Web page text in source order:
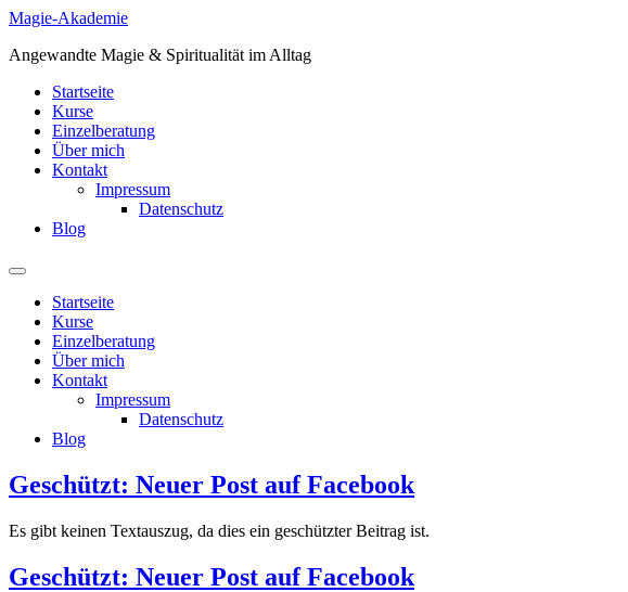
Zum
springen
Magie-Akademie
Angewandte Magie & Spiritualität im Alltag
Startseite
Kurse
Einzelberatung
Über mich
Kontakt
Impressum
Datenschutz
Blog
Startseite
Kurse
Einzelberatung
Über mich
Kontakt
Impressum
Datenschutz
Blog
Geschützt: Neuer Post auf Facebook
Es gibt keinen Textauszug, da dies ein geschützter Beitrag ist.
Geschützt: Neuer Post auf Facebook